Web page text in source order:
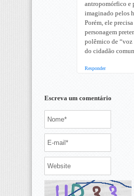
antropomórfico e
imaginado pelos
Porém, ele
personagem
polêmico de
do cidadão
Responder
Escreva um comentário